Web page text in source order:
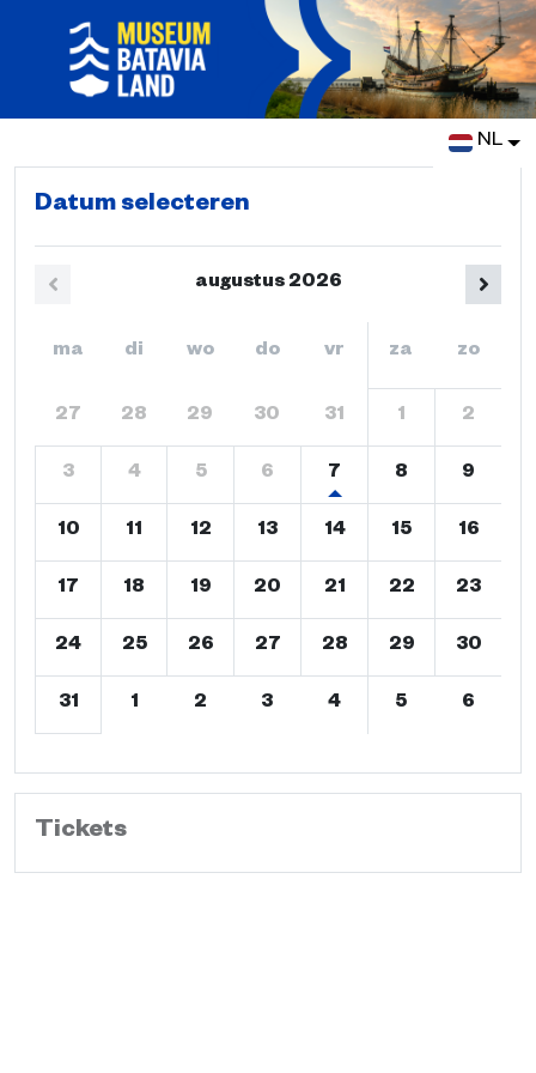
NL
Datum selecteren
augustus 2026
ma di wo do vr za zo
27 28 29 30 31 1 2
3 4 5 6 7 8 9
10 11 12 13 14 15 16
17 18 19 20 21 22 23
24 25 26 27 28 29 30
31 1 2 3 4 5 6
Tickets